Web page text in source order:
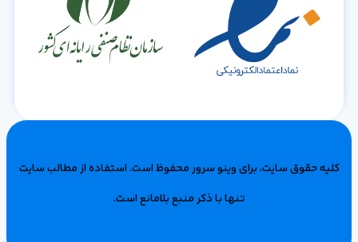
کلیه حقوق سایت، برای وینو سرور محفوظ است‌. استفاده از مطالب سایت
تنها با ذکر منبع بلامانع است.